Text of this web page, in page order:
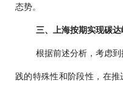
态势。
三、上海按期实现碳
根据前述分析，考虑
践的特殊性和阶段性，在